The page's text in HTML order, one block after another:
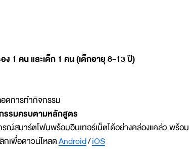
ง 1 คน และเด็ก 1 คน (เด็กอายุ 8-13 ปี)
ดการทำกิจกรรม
รรมครบตามหลักสูตร
รณ์สมาร์ตโฟนพร้อมอินเทอร์เน็ตได้อย่างคล่องแคล่ว พร้อม
เพื่อดาวน์โหลดAndroid/ ‎iOS